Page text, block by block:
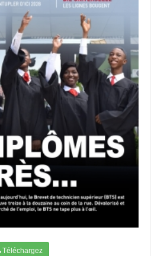
Téléchargez